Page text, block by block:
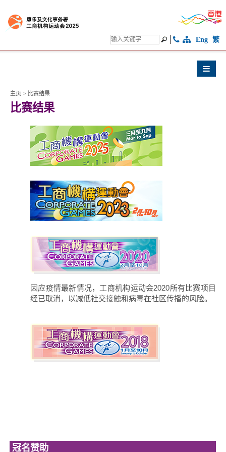
Eng 繁
主页 > 比赛结果
比赛结果
因应疫情最新情况，工商机构运动会2020所有比赛项目
经已取消，以减低社交接触和病毒在社区传播的风险。
冠名赞助